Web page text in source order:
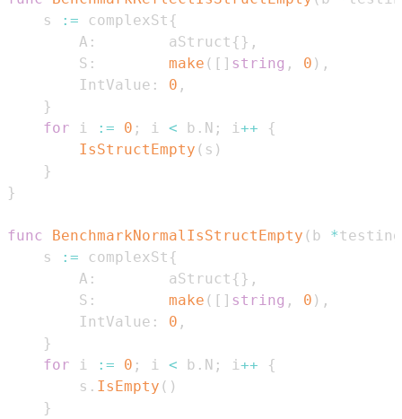
    s
:= complexSt {
        A
:
        aStruct
{ } ,
        S
: make ( [ ] string , 0 ) ,
        IntValue
: 0 ,
}
for i := 0 ; i < b . N ; i ++
{
IsStructEmpty ( s )
}
}
func BenchmarkNormalIsStructEmpty ( b *testing
    s
:= complexSt {
        A
:
        aStruct
{ } ,
        S
: make ( [ ] string , 0 ) ,
        IntValue
: 0 ,
}
for i := 0 ; i < b . N ; i ++
{
        s
. IsEmpty ( )
}